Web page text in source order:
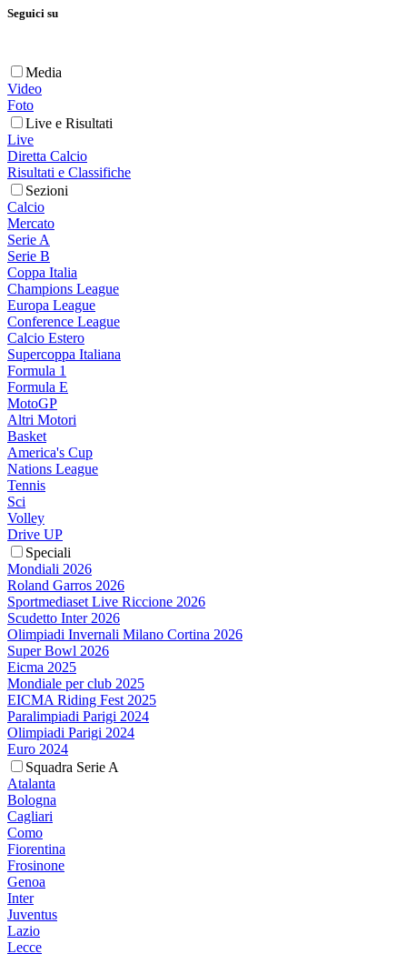
Seguici su
Media
Video
Foto
Live e Risultati
Live
Diretta Calcio
Risultati e Classifiche
Sezioni
Calcio
Mercato
Serie A
Serie B
Coppa Italia
Champions League
Europa League
Conference League
Calcio Estero
Supercoppa Italiana
Formula 1
Formula E
MotoGP
Altri Motori
Basket
America's Cup
Nations League
Tennis
Sci
Volley
Drive UP
Speciali
Mondiali 2026
Roland Garros 2026
Sportmediaset Live Riccione 2026
Scudetto Inter 2026
Olimpiadi Invernali Milano Cortina 2026
Super Bowl 2026
Eicma 2025
Mondiale per club 2025
EICMA Riding Fest 2025
Paralimpiadi Parigi 2024
Olimpiadi Parigi 2024
Euro 2024
Squadra Serie A
Atalanta
Bologna
Cagliari
Como
Fiorentina
Frosinone
Genoa
Inter
Juventus
Lazio
Lecce